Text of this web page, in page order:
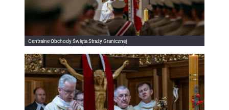
Centralne Obchody Święta Straży Granicznej